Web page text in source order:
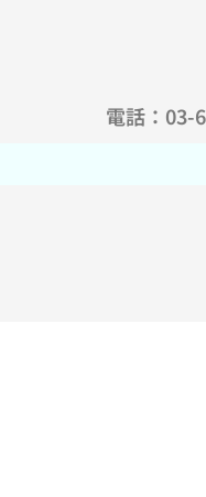
電話：03-